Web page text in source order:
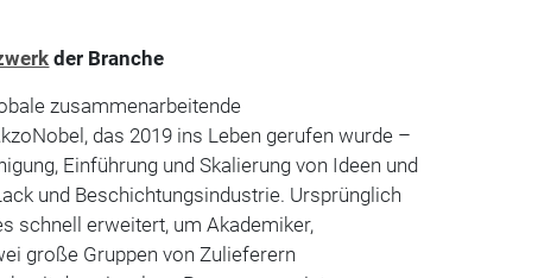
der Branche
zusammenarbeitende
das 2019 ins Leben gerufen wurde –
Einführung und Skalierung von Ideen und
und Beschichtungsindustrie. Ursprünglich
schnell erweitert, um Akademiker,
große Gruppen von Zulieferern